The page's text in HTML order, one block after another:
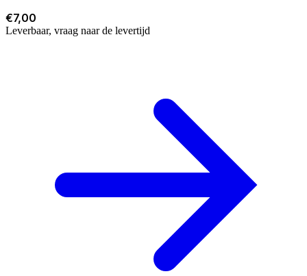
€7,00
Leverbaar, vraag naar de levertijd